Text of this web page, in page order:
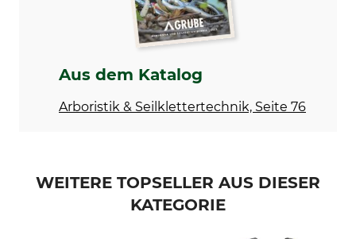
Aus dem Katalog
Arboristik & Seilklettertechnik, Seite 76
WEITERE TOPSELLER AUS DIESER
KATEGORIE